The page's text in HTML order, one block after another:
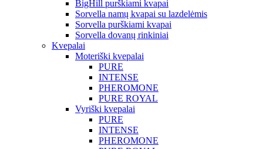
BigHill purškiami kvapai
Sorvella namų kvapai su lazdelėmis
Sorvella purškiami kvapai
Sorvella dovanų rinkiniai
Kvepalai
Moteriški kvepalai
PURE
INTENSE
PHEROMONE
PURE ROYAL
Vyriški kvepalai
PURE
INTENSE
PHEROMONE